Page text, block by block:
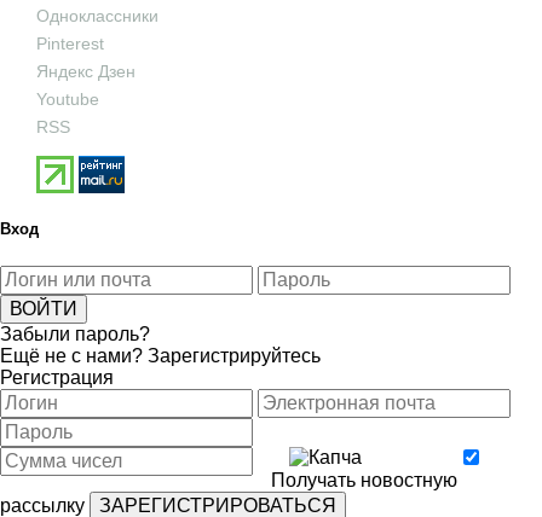
Одноклассники
Pinterest
Яндекс Дзен
Youtube
RSS
Вход
Забыли пароль?
Ещё не с нами? Зарегистрируйтесь
Регистрация
Получать новостную
рассылку